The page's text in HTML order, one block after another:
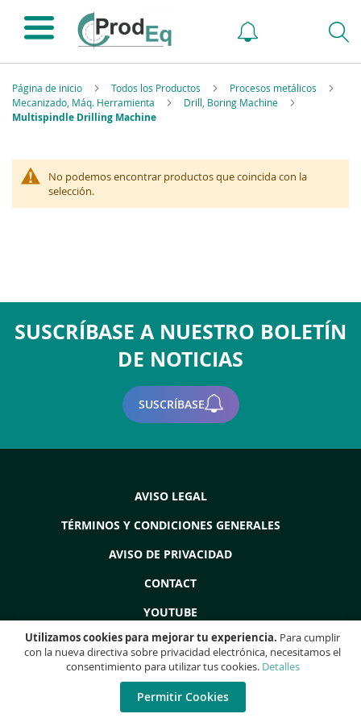
Utilizamos cookies para mejorar tu experiencia. Para cumplir
con la nueva directiva sobre privacidad electrónica, necesitamos el
consentimiento para utilizar tus cookies. Detalles
Permitir Cookies
Página de inicio Todos los Productos
Procesos metálicos
Mecanizado, Máq. Herramienta
Drill, Boring Machine
Multispindle Drilling Machine
No podemos encontrar productos que coincida con la
selección.
SUSCRÍBASE A NUESTRO BOLETÍN
DE NOTICIAS
SUSCRÍBASE
AVISO LEGAL
TÉRMINOS Y CONDICIONES GENERALES
AVISO DE PRIVACIDAD
CONTACT
YOUTUBE
Copyright © 2022 - Grupo ProdEq: Máquinas Usadas - Revisiones -